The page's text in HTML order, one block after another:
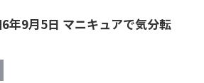
年9月5日 マニキュアで気分転